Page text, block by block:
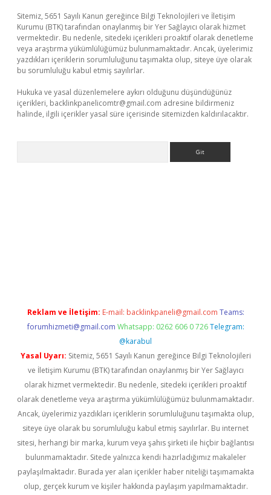
Sitemiz, 5651 Sayılı Kanun gereğince Bilgi Teknolojileri ve İletişim
Kurumu (BTK) tarafından onaylanmış bir Yer Sağlayıcı olarak hizmet
vermektedir. Bu nedenle, sitedeki içerikleri proaktif olarak denetleme
veya araştırma yükümlülüğümüz bulunmamaktadır. Ancak, üyelerimiz
yazdıkları içeriklerin sorumluluğunu taşımakta olup, siteye üye olarak
bu sorumluluğu kabul etmiş sayılırlar.
Hukuka ve yasal düzenlemelere aykırı olduğunu düşündüğünüz
içerikleri, backlinkpanelicomtr@gmail.com adresine bildirmeniz
halinde, ilgili içerikler yasal süre içerisinde sitemizden kaldırılacaktır.
Reklam ve İletişim: E-mail: backlinkpaneli@gmail.com Teams:
forumhizmeti@gmail.com Whatsapp: 0262 606 0 726 Telegram:
@karabul
Yasal Uyarı: Sitemiz, 5651 Sayılı Kanun gereğince Bilgi Teknolojileri
ve İletişim Kurumu (BTK) tarafından onaylanmış bir Yer Sağlayıcı
olarak hizmet vermektedir. Bu nedenle, sitedeki içerikleri proaktif
olarak denetleme veya araştırma yükümlülüğümüz bulunmamaktadır.
Ancak, üyelerimiz yazdıkları içeriklerin sorumluluğunu taşımakta olup,
siteye üye olarak bu sorumluluğu kabul etmiş sayılırlar. Bu internet
sitesi, herhangi bir marka, kurum veya şahıs şirketi ile hiçbir bağlantısı
bulunmamaktadır. Sitede yalnızca kendi hazırladığımız makaleler
paylaşılmaktadır. Burada yer alan içerikler haber niteliği taşımamakta
olup, gerçek kurum ve kişiler hakkında paylaşım yapılmamaktadır.